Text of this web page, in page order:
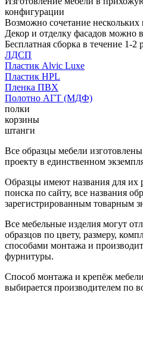
конфигурации
Возможно сочетание нескольких
Декор и отделку фасадов можно
Бесплатная сборка в течение 1-2
ЛДСП
Пластик Alvic Luxe
Пластик HPL
Пленка ПВХ
Полотно АГТ (МДФ)
полки
корзины
штанги
Все образцы мебели
проекту в единственном
Образцы имеют названия для их
поиска по сайту, все названия
зарегистрированным товарным
Все мебельные изделия могут
образцов по цвету, размеру,
способами монтажа и
фурнитуры.
Способ монтажа и крепёж
выбирается производителем по